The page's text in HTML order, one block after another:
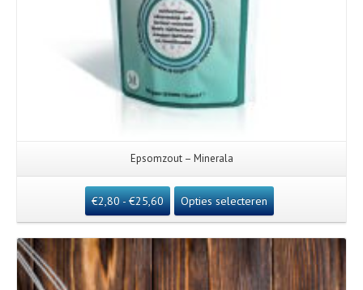
Epsomzout – Minerala
€2,80- €25,60 Opties selecteren